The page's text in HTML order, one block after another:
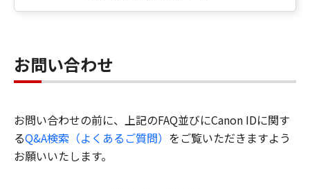
お問い合わせ
お問い合わせの前に、上記のFAQ並びにCanon IDに関す
るQ&A検索（よくあるご質問） をご覧いただきますよう
お願いいたします。